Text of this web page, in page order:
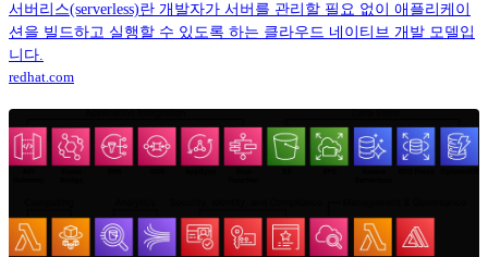
서버리스(serverless)란 개발자가 서버를 관리할 필요 없이 애플리케이
션을 빌드하고 실행할 수 있도록 하는 클라우드 네이티브 개발 모델입
니다.
redhat.com